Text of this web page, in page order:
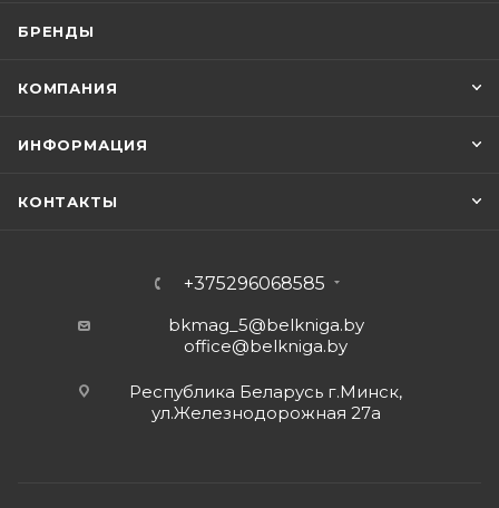
БРЕНДЫ
КОМПАНИЯ
ИНФОРМАЦИЯ
КОНТАКТЫ
+375296068585
bkmag_5@belkniga.by
office@belkniga.by
Республика Беларусь г.Минск,
ул.Железнодорожная 27а